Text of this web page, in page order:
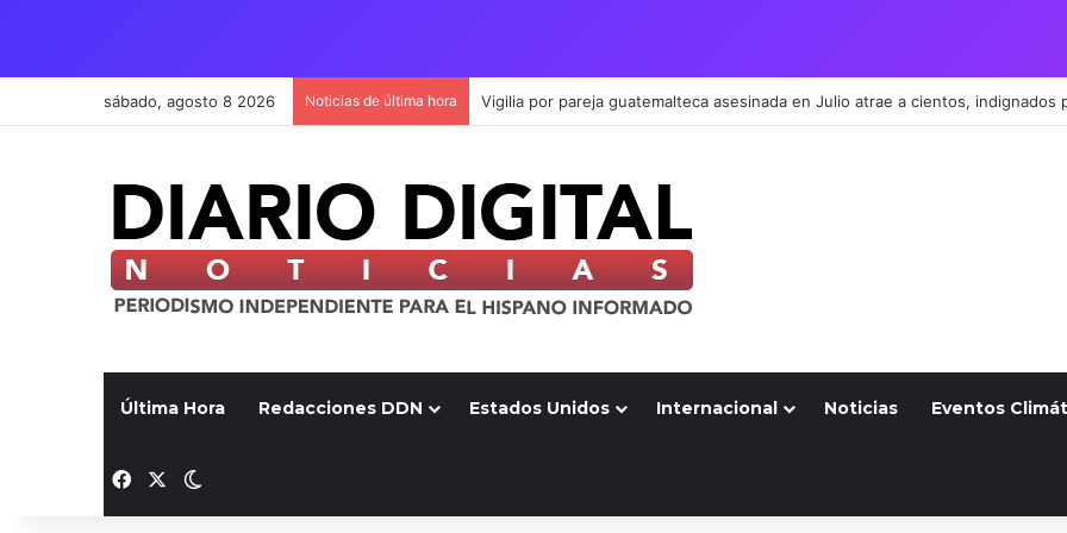
sábado, agosto 8 2026 Noticias de última hora
Última Hora Redacciones DDN Estados Unidos Internacional Noticias Eventos
Facebook